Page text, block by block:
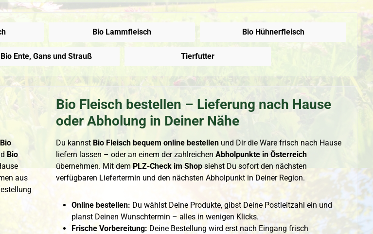
Bio Lammfleisch Bio Hühnerfleisch
Bio Ente, Gans und Strauß Tierfutter
Bio
Bio
aus
Bio Fleisch bestellen – Lieferung nach Hause
oder Abholung in Deiner Nähe
Du kannst Bio Fleisch bequem online bestellen und Dir die Ware frisch nach Hause
liefern lassen – oder an einem der zahlreichen Abholpunkte in Österreich
übernehmen. Mit demPLZ-Check im Shopsiehst Du sofort den nächsten
verfügbaren Liefertermin und den nächsten Abholpunkt in Deiner Region.
Online bestellen: Du wählst Deine Produkte, gibst Deine Postleitzahl ein und
planst Deinen Wunschtermin – alles in wenigen Klicks.
Frische Vorbereitung: Deine Bestellung wird erst nach Eingang frisch